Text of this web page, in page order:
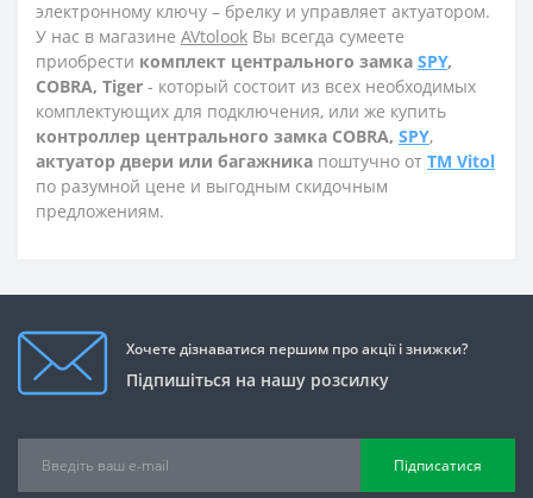
электронному ключу – брелку и управляет актуатором.
У нас в магазине AVtolook Вы всегда сумеете
приобрести комплект центрального замка SPY,
COBRA, Tiger - который состоит из всех необходимых
комплектующих для подключения, или же купить
контроллер центрального замка COBRA, SPY,
актуатор двери или багажника поштучно от TM Vitol
по разумной цене и выгодным скидочным
предложениям.
Хочете дізнаватися першим про акції і знижки?
Підпишіться на нашу розсилку
Підписатися